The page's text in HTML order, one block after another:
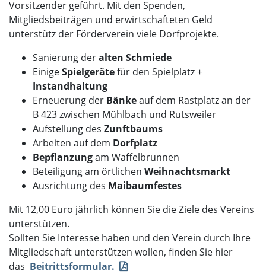
Vorsitzender geführt. Mit den Spenden,
Mitgliedsbeiträgen und erwirtschafteten Geld
unterstütz der Förderverein viele Dorfprojekte.
Sanierung deralten Schmiede
EinigeSpielgerätefür den Spielplatz +
Instandhaltung
Erneuerung der Bänkeauf dem Rastplatz an der
B 423 zwischen Mühlbach und Rutsweiler
Aufstellung des Zunftbaums
Arbeiten auf dem Dorfplatz
Bepflanzungam Waffelbrunnen
Beteiligung am örtlichen Weihnachtsmarkt
Ausrichtung des Maibaumfestes
Mit 12,00 Euro jährlich können Sie die Ziele des Vereins
unterstützen.
Sollten Sie Interesse haben und den Verein durch Ihre
Mitgliedschaft unterstützen wollen, finden Sie hier
das Beitrittsformular.